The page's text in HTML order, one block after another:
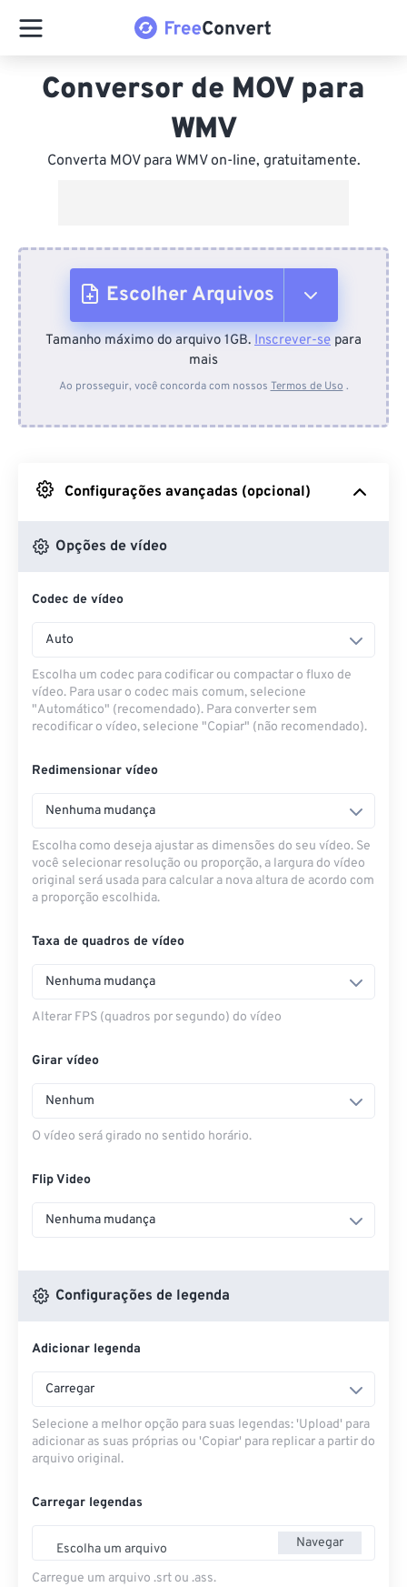
Conversor de MOV para
WMV
Converta MOV para WMV on-line, gratuitamente.
Escolher Arquivos
Do dispositivo
Do Google Drive
Do OneDrive
Tamanho máximo do arquivo 1GB. Inscrever-se para
mais
Ao prosseguir, você concorda com nossos Termos de Uso .
Configurações avançadas (opcional)
Opções de vídeo
Codec de vídeo
Auto
Escolha um codec para codificar ou compactar o fluxo de
vídeo. Para usar o codec mais comum, selecione
"Automático" (recomendado). Para converter sem
recodificar o vídeo, selecione "Copiar" (não recomendado).
Redimensionar vídeo
Nenhuma mudança
Escolha como deseja ajustar as dimensões do seu vídeo. Se
você selecionar resolução ou proporção, a largura do vídeo
original será usada para calcular a nova altura de acordo com
a proporção escolhida.
Taxa de quadros de vídeo
Nenhuma mudança
Alterar FPS (quadros por segundo) do vídeo
Girar vídeo
Nenhum
O vídeo será girado no sentido horário.
Flip Video
Nenhuma mudança
Configurações de legenda
Adicionar legenda
Carregar
Selecione a melhor opção para suas legendas: 'Upload' para
adicionar as suas próprias ou 'Copiar' para replicar a partir do
arquivo original.
Carregar legendas
Escolha um arquivo Navegar
Carregue um arquivo .srt ou .ass.